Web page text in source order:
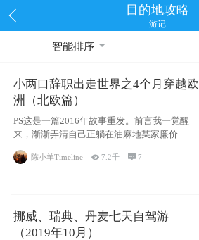
目的地攻略
游记
智能排序
小两口辞职出走世界之4个月穿越欧
洲（北欧篇）
PS这是一篇2016年故事重发。前言我一觉醒
来，渐渐弄清自己正躺在油麻地某家廉价宾
馆
陈小羊Timeline 7.2千 7
挪威、瑞典、丹麦七天自驾游
（2019年10月）